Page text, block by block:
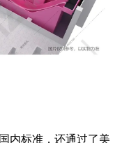
内标准，还通过了美